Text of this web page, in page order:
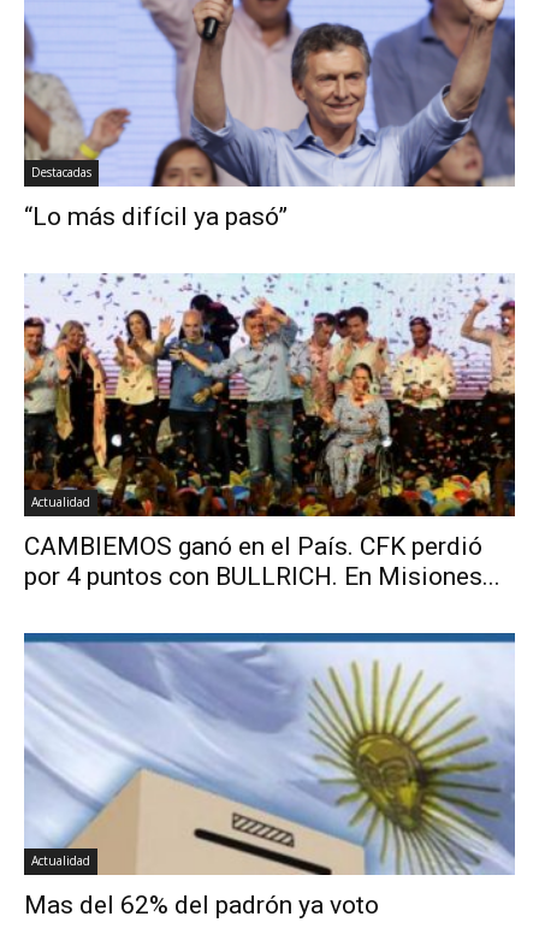
Destacadas
“Lo más difícil ya pasó”
Actualidad
CAMBIEMOS ganó en el País. CFK perdió
por 4 puntos con BULLRICH. En Misiones...
Actualidad
Mas del 62% del padrón ya voto